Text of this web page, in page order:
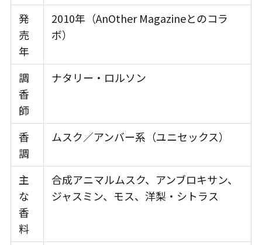
発
売
年
2010年（AnOther Magazineとのコラ
ボ）
調
香
師
ナタリー・ロルソン
香
調
ムスク／アンバー系（ユニセックス）
主
な
香
料
合成アニマルムスク、アンブロキサン、
ジャスミン、モス、洋梨・シトラス